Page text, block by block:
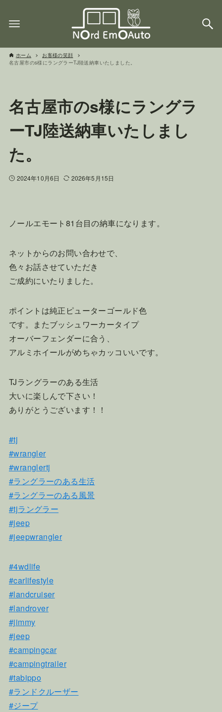
ホーム
お客様の笑顔
名古屋市のs様にラングラーTJ陸送納車いたしました。
名古屋市のs様にラングラ
ーTJ陸送納車いたしまし
た。
2024年10月6日 2026年5月15日
ノールエモート81台目の納車になります。
ネットからのお問い合わせで、
色々お話させていただき
ご成約にいたりました。
ポイントは純正ピューターゴールド色
です。またブッシュワーカータイプ
オーバーフェンダーに合う、
アルミホイールがめちゃカッコいいです。
TJラングラーのある生活
大いに楽しんで下さい！
ありがとうございます！！
#tj
#wrangler
#wranglertj
#ラングラーのある生活
#ラングラーのある風景
#tjラングラー
#jeep
#jeepwrangler
#4wdlife
#carlifestyle
#landcruiser
#landrover
#jimmy
#jeep
#campingcar
#campingtrailer
#tabippo
#ランドクルーザー
#ジープ